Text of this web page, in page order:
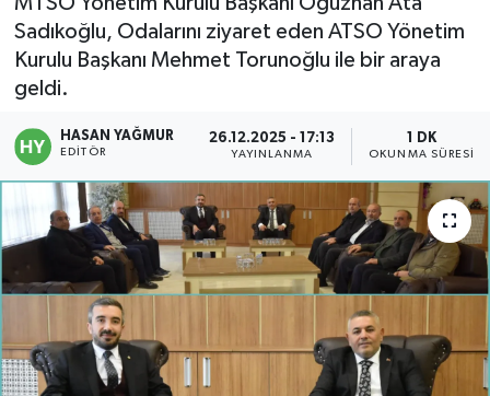
Sadıkoğlu, Odalarını ziyaret eden ATSO Yönetim
Kurulu Başkanı Mehmet Torunoğlu ile bir araya
geldi.
HASAN YAĞMUR
EDITÖR
26.12.2025 - 17:13
YAYINLANMA
1 DK
OKUNMA SÜRESI
Kültür & Sanat
Magazin
Politika
Sağlık
Spor
Teknoloji
Son Dakika Haberleri
Haber Arşivi